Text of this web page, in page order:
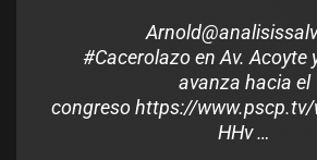
Arnold
#Cacerolazoen Av. Acoyte
avanza hacia el
congresohttps://www.pscp.tv/
HHv…